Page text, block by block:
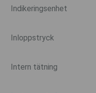
Indikeringsenhet
Inloppstryck
Intern tätning